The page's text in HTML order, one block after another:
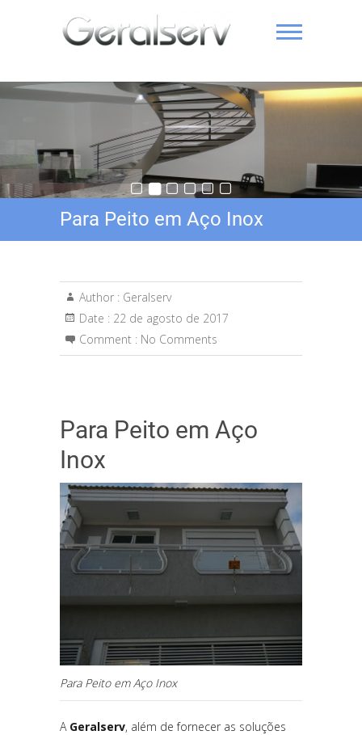
Geralserv 11 97205-8000
Para Peito em Aço Inox
Author : Geralserv
Date : 22 de agosto de 2017
Comment : No Comments
Para Peito em Aço
Inox
Para Peito em Aço Inox
A Geralserv, além de fornecer as soluções